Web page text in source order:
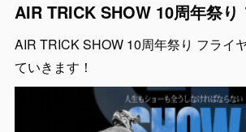
AIR TRICK SHOW 10周年祭り フライ
ていきます！